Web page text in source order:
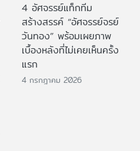
4 อัศจรรย์แท็กทีม
สร้างสรรค์ “อัศจรรย์จรย์
วันทอง” พร้อมเผยภาพ
เบื้องหลังที่ไม่เคยเห็นครั้ง
แรก
4 กรกฎาคม 2026